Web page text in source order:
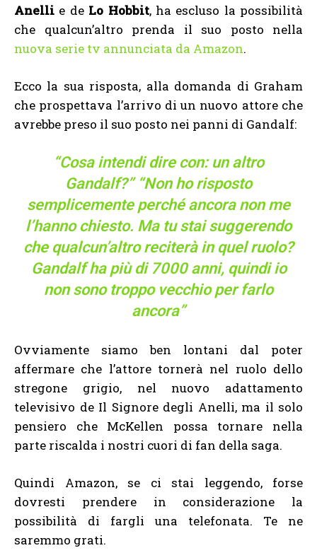
Anelli e de Lo Hobbit, ha escluso la possibilità
che qualcun’altro prenda il suo posto nella
nuova serie tv annunciata da Amazon.
Ecco la sua risposta, alla domanda di Graham
che prospettava l’arrivo di un nuovo attore che
avrebbe preso il suo posto nei panni di Gandalf:
“Cosa intendi dire con: un altro
Gandalf?” “Non ho risposto
semplicemente perché ancora non me
l’hanno chiesto. Ma tu stai suggerendo
che qualcun’altro reciterà in quel ruolo?
Gandalf ha più di 7000 anni, quindi io
non sono troppo vecchio per farlo
ancora”
Ovviamente siamo ben lontani dal poter
affermare che l’attore tornerà nel ruolo dello
stregone grigio, nel nuovo adattamento
televisivo de Il Signore degli Anelli, ma il solo
pensiero che McKellen possa tornare nella
parte riscalda i nostri cuori di fan della saga.
Quindi Amazon, se ci stai leggendo, forse
dovresti prendere in considerazione la
possibilità di fargli una telefonata. Te ne
saremmo grati.